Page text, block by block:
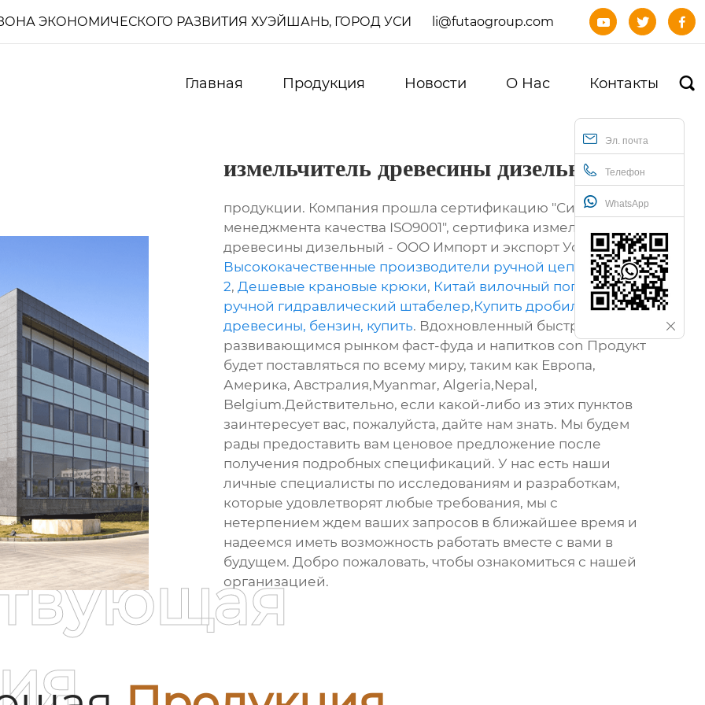
ЭКОНОМИЧЕСКОГО РАЗВИТИЯ ХУЭЙШАНЬ, ГОРОД УСИ li@futaogroup.com   
Главная Продукция Новости О Нас Контакты 
Эл. почта
Телефон
WhatsApp
измельчитель древесины дизельный
продукции. Компания прошла сертификацию "Система
менеджмента качества ISO9001", сертифика измельчитель
древесины дизельный - ООО Импорт и экспорт Уси Футао,
Высококачественные производители ручной цепной тали
2, Дешевые крановые крюки, Китай вилочный погрузчик
ручной гидравлический штабелер,Купить дробилка
древесины, бензин, купить. Вдохновленный быстро
развивающимся рынком фаст-фуда и напитков con Продукт
будет поставляться по всему миру, таким как Европа,
Америка, Австралия,Myanmar, Algeria,Nepal,
Belgium.Действительно, если какой-либо из этих пунктов
заинтересует вас, пожалуйста, дайте нам знать. Мы будем
рады предоставить вам ценовое предложение после
получения подробных спецификаций. У нас есть наши
личные специалисты по исследованиям и разработкам,
которые удовлетворят любые требования, мы с
нетерпением ждем ваших запросов в ближайшее время и
надеемся иметь возможность работать вместе с вами в
будущем. Добро пожаловать, чтобы ознакомиться с нашей
организацией.